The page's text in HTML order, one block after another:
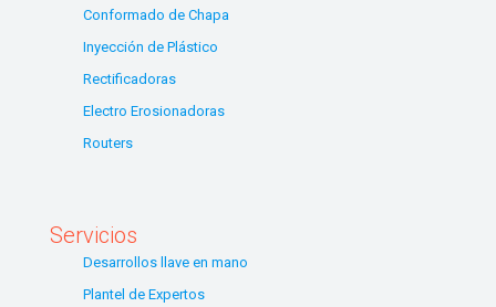
Conformado de Chapa
Inyección de Plástico
Rectificadoras
Electro Erosionadoras
Routers
Servicios
Desarrollos llave en mano
Plantel de Expertos